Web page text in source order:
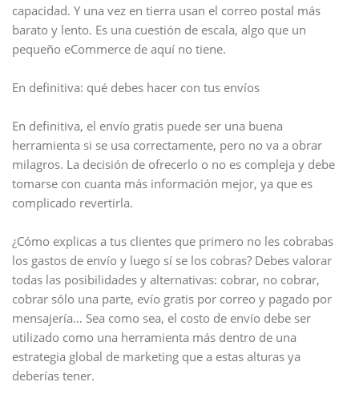
capacidad. Y una vez en tierra usan el correo postal más
barato y lento. Es una cuestión de escala, algo que un
pequeño eCommerce de aquí no tiene.
En definitiva: qué debes hacer con tus envíos
En definitiva, el envío gratis puede ser una buena
herramienta si se usa correctamente, pero no va a obrar
milagros. La decisión de ofrecerlo o no es compleja y debe
tomarse con cuanta más información mejor, ya que es
complicado revertirla.
¿Cómo explicas a tus clientes que primero no les cobrabas
los gastos de envío y luego sí se los cobras? Debes valorar
todas las posibilidades y alternativas: cobrar, no cobrar,
cobrar sólo una parte, evío gratis por correo y pagado por
mensajería… Sea como sea, el costo de envío debe ser
utilizado como una herramienta más dentro de una
estrategia global de marketing que a estas alturas ya
deberías tener.